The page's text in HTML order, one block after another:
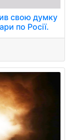
свою думку
по Росії.